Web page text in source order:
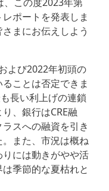
ポートを発表しま
まにお伝えしよう
よび2022年初頭の
ことは否定できま
長い利上げの連鎖
、銀行はCRE融
スへの融資を引き
また、市況は概ね
には動きがやや活
季節的な夏枯れと